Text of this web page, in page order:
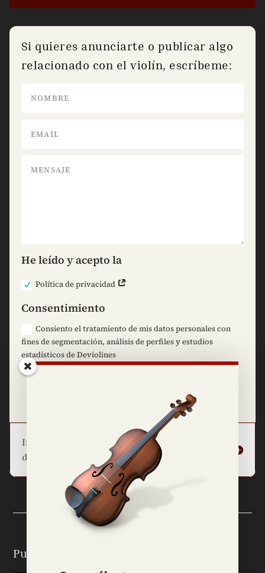
Si quieres anunciarte o publicar algo
relacionado con el violín, escríbeme:
He leído y acepto la
Política de privacidad
Consentimiento
Consiento el tratamiento de mis datos personales con
fines de segmentación, análisis de perfiles y estudios
estadísticos de Deviolines
Información básica sobre la protección
de datos
Puedes seguirme en: